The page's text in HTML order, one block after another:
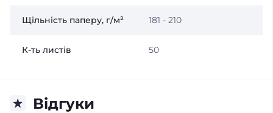
Щільність паперу, г/м² 181 - 210
К-ть листів 50
Відгуки